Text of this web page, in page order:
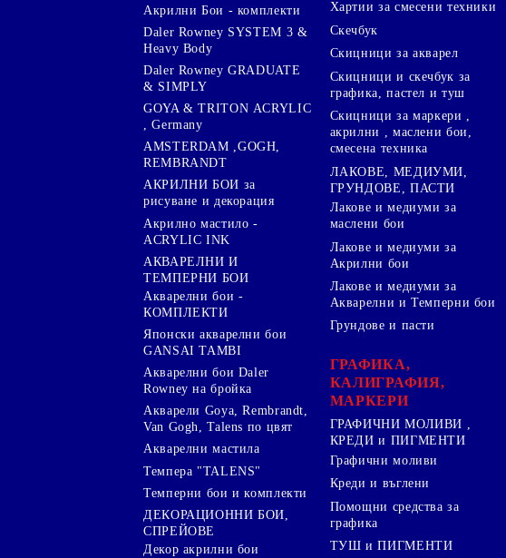
Акрилни Бои - комплекти
Daler Rowney SYSTEM 3 &
Heavy Body
Daler Rowney GRADUATE
& SIMPLY
GOYA & TRITON АCRYLIC
, Germany
AMSTERDAM ,GOGH,
REMBRANDT
АКРИЛНИ БОИ за
рисуване и декорация
Акрилно мастило -
ACRYLIC INK
АКВАРЕЛНИ И
ТЕМПЕРНИ БОИ
Акварелни бои -
КОМПЛЕКТИ
Японски акварелни бои
GANSAI TAMBI
Акварелни бои Daler
Rowney на бройка
Акварели Goya, Rembrandt,
Van Gogh, Talens по цвят
Акварелни мастила
Темпера "TALENS"
Темперни бои и комплекти
ДЕКОРАЦИОННИ БОИ,
СПРЕЙОВЕ
Декор акрилни бои
Хартии за смесени техники
Скечбук
Скицници за акварел
Скицници и скечбук за
графика, пастел и туш
Скицници за маркери ,
акрилни , маслени бои,
смесена техника
ЛАКОВЕ, МЕДИУМИ,
ГРУНДОВЕ, ПАСТИ
Лакове и медиуми за
маслени бои
Лакове и медиуми за
Акрилни бои
Лакове и медиуми за
Акварелни и Темперни бои
Грундове и пасти
ГРАФИКА,
КАЛИГРАФИЯ,
МАРКЕРИ
ГРАФИЧНИ МОЛИВИ ,
КРЕДИ и ПИГМЕНТИ
Графични моливи
Креди и въглени
Помощни средства за
графика
ТУШ и ПИГМЕНТИ